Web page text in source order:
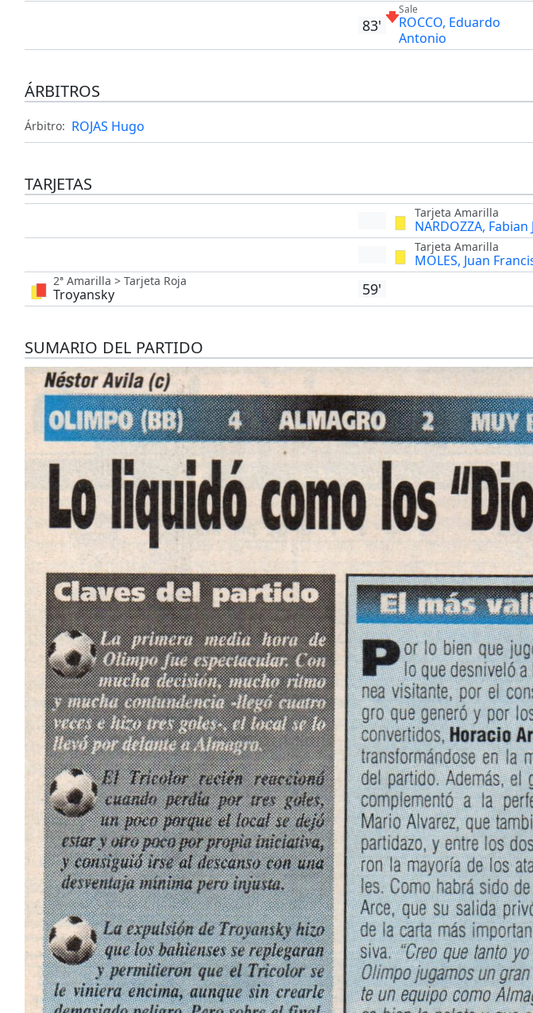
83'
Sale
ROCCO, Eduardo
Antonio
ÁRBITROS
Árbitro: ROJAS Hugo
TARJETAS
Tarjeta Amarilla
NARDOZZA, Fabian
Tarjeta Amarilla
MOLES, Juan
2ª Amarilla > Tarjeta Roja
Troyansky 59'
SUMARIO DEL PARTIDO